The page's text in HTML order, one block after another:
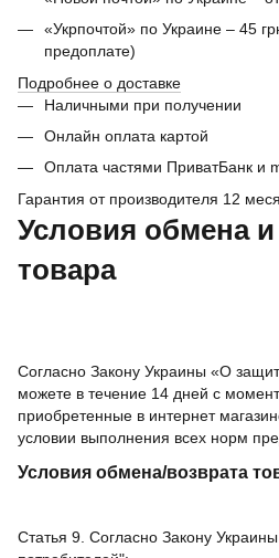
«Укрпочтой» по Украине – 45
предоплате)
Подробнее о доставке
Наличными при получении
Онлайн оплата картой
Оплата частями ПриватБанк и
Гарантия от производителя 12
Условия обмена и
товара
Согласно Закону Украины «О
можете в течение 14 дней с
приобретенные в интернет
условии выполнения всех норм
Условия обмена/возврата
Статья 9. Согласно Закону